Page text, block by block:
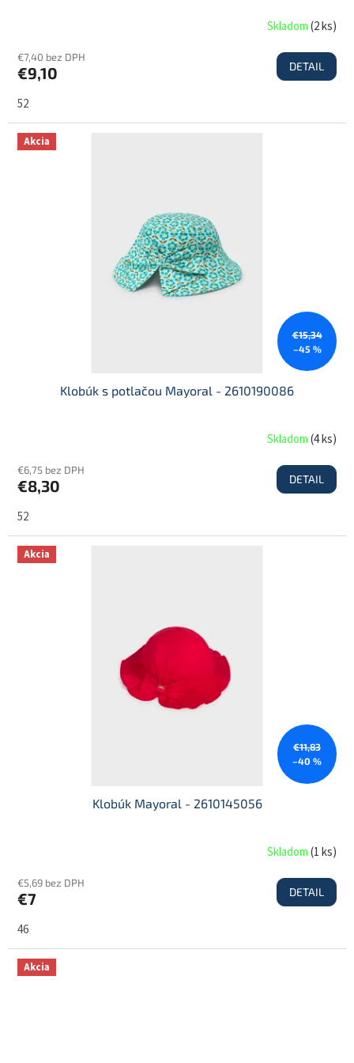
Skladom(2 ks)
€7,40 bez DPH
€9,10 DETAIL
52
Akcia
€15,34
–45 %
Klobúk s potlačou Mayoral - 2610190086
Skladom(4 ks)
€6,75 bez DPH
€8,30 DETAIL
52
Akcia
€11,83
–40 %
Klobúk Mayoral - 2610145056
Skladom(1 ks)
€5,69 bez DPH
€7 DETAIL
46
Akcia